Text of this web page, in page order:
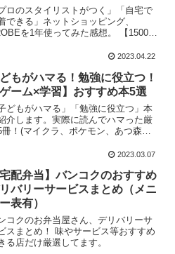
プロのスタイリストがつく」「自宅で
できる」ネットショッピング、
を1年使ってみた感想。 【1500円
2023.04.22
もがハマる！勉強に役立つ！
ゲーム×学習】おすすめ本5選
子どもがハマる」「勉強に役立つ」本
介します。実際に読んでハマった厳
冊！(マイクラ、ポケモン、あつ森、
2023.03.07
宅配弁当】バンコクのおすすめ
バリーサービスまとめ（メニ
表有）
コクのお弁当屋さん、デリバリーサ
スまとめ！ 味やサービス等おすすめ
る店だけ厳選してます。